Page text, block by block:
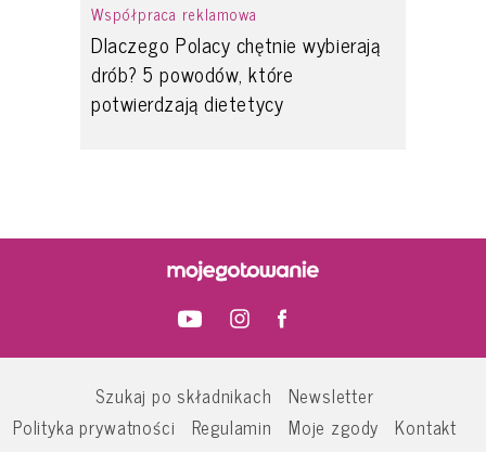
Współpraca reklamowa
Dlaczego Polacy chętnie wybierają
drób? 5 powodów, które
potwierdzają dietetycy
Szukaj po składnikach
Newsletter
Polityka prywatności
Regulamin Moje zgody Kontakt